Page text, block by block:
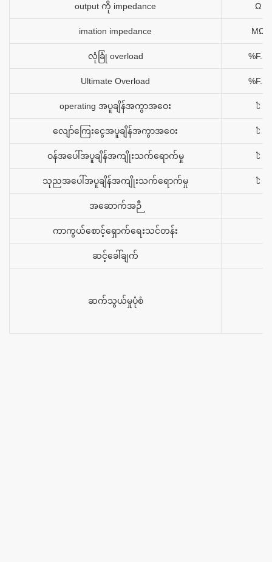
output ကို impedance Ω
imation impedance MΩ
လုံခြုံ overload %F.S
Ultimate Overload %F.S
operating အပူချိန်အကွာအဝေး ℃
လျော်ကြေးငွေအပူချိန်အကွာအဝေး ℃
ဝန်အပေါ်အပူချိန်အကျိုးသက်ရောက်မှု ℃
သုညအပေါ်အပူချိန်အကျိုးသက်ရောက်မှု ℃
အဆောက်အဉီ
ကာကွယ်စောင့်ရှောက်ရေးသင်တန်း
ဆင့်ခေါ်ချက်
ဆက်သွယ်မှုပုံစံ